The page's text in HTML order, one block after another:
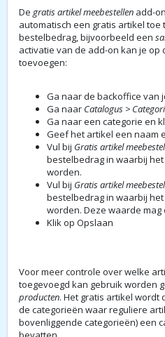
De gratis artikel meebestellen add-
automatisch een gratis artikel
bestelbedrag, bijvoorbeeld een
activatie van de add-on kan je
toevoegen:
Ga naar de backoffice van
Ga naar Catalogus >
Ga naar een categorie en
Geef het artikel een naam
Vul bij Gratis artikel
bestelbedrag in waarbij
worden.
Vul bij Gratis artikel
bestelbedrag in waarbij
worden. Deze waarde
Klik op Opslaan
Voor meer controle over welke
toegevoegd kan gebruik worden
producten. Het gratis artikel wordt
de categorieën waar reguliere
bovenliggende categorieën) een